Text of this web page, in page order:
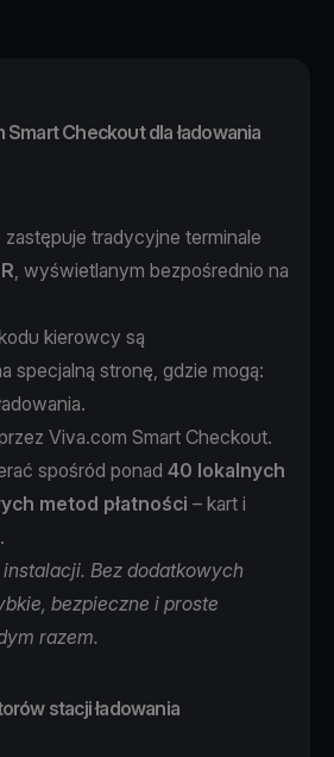
Smart Checkout dla ładowania
zastępuje tradycyjne terminale
, wyświetlanym bezpośrednio na
kierowcy są
specjalną stronę, gdzie mogą:
Viva.com Smart Checkout.
spośród ponad 40 lokalnych
metod płatności – kart i
Bez dodatkowych
bezpieczne i proste
razem.
stacji ładowania